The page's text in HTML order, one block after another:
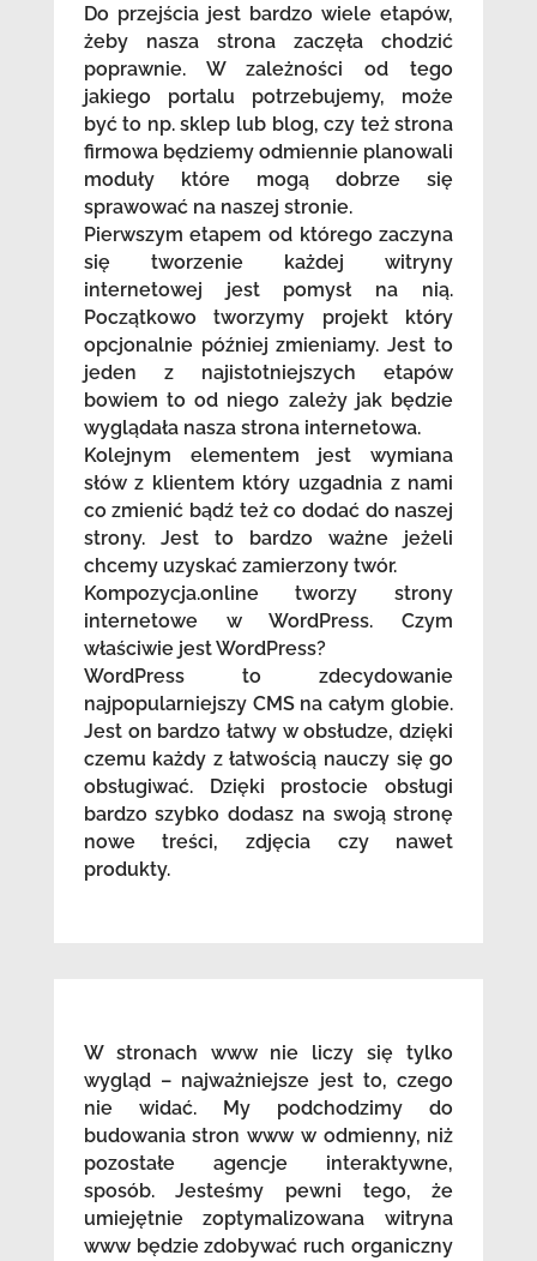
Do przejścia jest bardzo wiele etapów,
żeby nasza strona zaczęła chodzić
poprawnie. W zależności od tego
jakiego portalu potrzebujemy, może
być to np. sklep lub blog, czy też strona
firmowa będziemy odmiennie planowali
moduły które mogą dobrze się
sprawować na naszej stronie.
Pierwszym etapem od którego zaczyna
się tworzenie każdej witryny
internetowej jest pomysł na nią.
Początkowo tworzymy projekt który
opcjonalnie później zmieniamy. Jest to
jeden z najistotniejszych etapów
bowiem to od niego zależy jak będzie
wyglądała nasza strona internetowa.
Kolejnym elementem jest wymiana
słów z klientem który uzgadnia z nami
co zmienić bądź też co dodać do naszej
strony. Jest to bardzo ważne jeżeli
chcemy uzyskać zamierzony twór.
Kompozycja.online tworzy strony
internetowe w WordPress. Czym
właściwie jest WordPress?
WordPress to zdecydowanie
najpopularniejszy CMS na całym globie.
Jest on bardzo łatwy w obsłudze, dzięki
czemu każdy z łatwością nauczy się go
obsługiwać. Dzięki prostocie obsługi
bardzo szybko dodasz na swoją stronę
nowe treści, zdjęcia czy nawet
produkty.
W stronach www nie liczy się tylko
wygląd – najważniejsze jest to, czego
nie widać. My podchodzimy do
budowania stron www w odmienny, niż
pozostałe agencje interaktywne,
sposób. Jesteśmy pewni tego, że
umiejętnie zoptymalizowana witryna
www będzie zdobywać ruch organiczny